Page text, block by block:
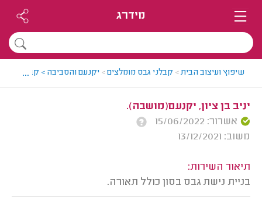
מידרג
שיפוץ ועיצוב הבית> קבלני גבס מומלצים> יקנעם והסביבה > קבלן גבס
...
יניב בן ציון, יקנעם(מושבה).
אשרור: 15/06/2022
משוב: 13/12/2021
תיאור השירות:
בניית נישת גבס בסון כולל תאורה.